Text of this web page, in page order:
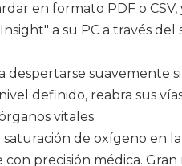
en formato PDF o
a su PC a través del
suavemente
definido, reabra sus
vitales.
de oxígeno en
precisión médica.